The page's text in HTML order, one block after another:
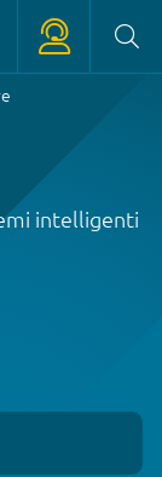
intelligenti